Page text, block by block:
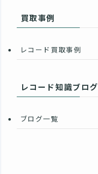
買取事例
レコード買取事例
レコード知識ブログ
ブログ一覧